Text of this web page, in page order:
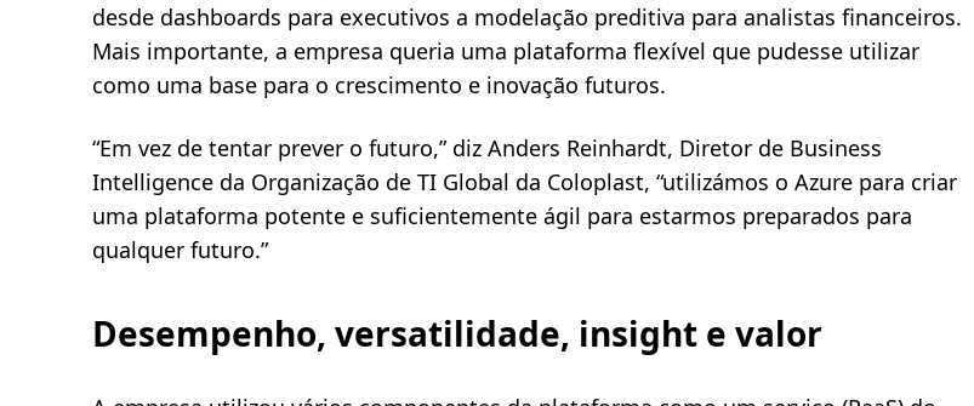
desde dashboards para executivos a modelação preditiva para analistas financeiros.
Mais importante, a empresa queria uma plataforma flexível que pudesse utilizar
como uma base para o crescimento e inovação futuros.
“Em vez de tentar prever o futuro,” diz Anders Reinhardt, Diretor de Business
Intelligence da Organização de TI Global da Coloplast, “utilizámos o Azure para criar
uma plataforma potente e suficientemente ágil para estarmos preparados para
qualquer futuro.”
Desempenho, versatilidade, insight e valor